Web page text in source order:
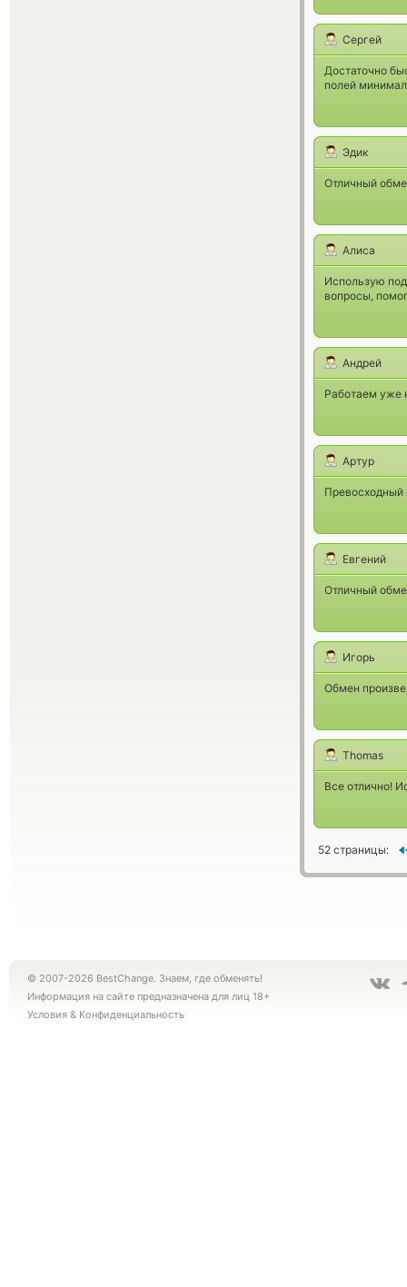
Сергей
Достаточно
полей
Эдик
Отличный
Алиса
Использую
вопросы,
Андрей
Работаем уже
Артур
Превосходный
Евгений
Отличный
Игорь
Обмен
Thomas
Все отлично!
52 страницы:
© 2007-2026 BestChange. Знаем, где обменять!
Информация на сайте предназначена для лиц 18+
Условия & Конфиденциальность